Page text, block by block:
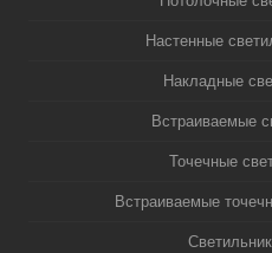
Настенные
Накладные
Встраиваемые
Точечные
Встраиваемые